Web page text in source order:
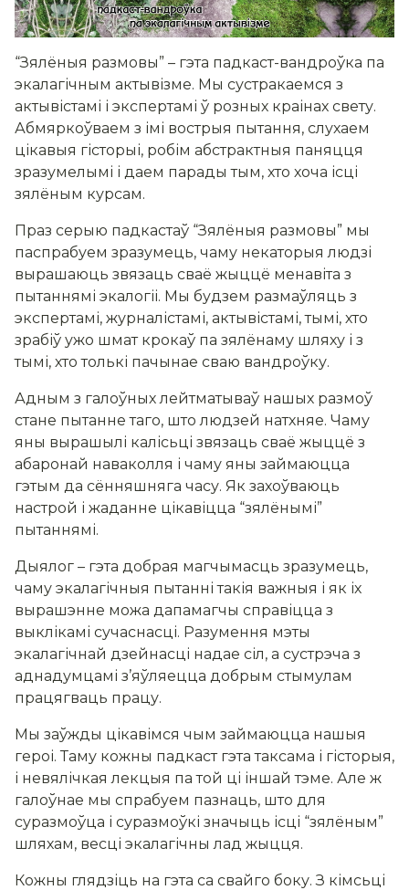
“Зялёныя размовы” – гэта падкаст-вандроўка па
экалагічным актывізме. Мы сустракаемся з
актывістамі і экспертамі ў розных краінах свету.
Абмяркоўваем з імі вострыя пытання, слухаем
цікавыя гісторыі, робім абстрактныя паняцця
зразумелымі і даем парады тым, хто хоча ісці
зялёным курсам.
Праз серыю падкастаў “Зялёныя размовы” мы
паспрабуем зразумець, чаму некаторыя людзі
вырашаюць звязаць сваё жыццё менавіта з
пытаннямі экалогіі. Мы будзем размаўляць з
экспертамі, журналістамі, актывістамі, тымі, хто
зрабіў ужо шмат крокаў па зялёнаму шляху і з
тымі, хто толькі пачынае сваю вандроўку.
Адным з галоўных лейтматываў нашых размоў
стане пытанне таго, што людзей натхняе. Чаму
яны вырашылі калісьці звязаць сваё жыццё з
абаронай наваколля і чаму яны займаюцца
гэтым да сённяшняга часу. Як захоўваюць
настрой і жаданне цікавіцца “зялёнымі”
пытаннямі.
Дыялог – гэта добрая магчымасць зразумець,
чаму экалагічныя пытанні такія важныя і як іх
вырашэнне можа дапамагчы справіцца з
выклікамі сучаснасці. Разумення мэты
экалагічнай дзейнасці надае сіл, а сустрэча з
аднадумцамі з’яўляецца добрым стымулам
працягваць працу.
Мы заўжды цікавімся чым займаюцца нашыя
героі. Таму кожны падкаст гэта таксама і гісторыя,
і невялічкая лекцыя па той ці іншай тэме. Але ж
галоўнае мы спрабуем пазнаць, што для
суразмоўца і суразмоўкі значыць ісці “зялёным”
шляхам, весці экалагічны лад жыцця.
Кожны глядзіць на гэта са свайго боку. З кімсьці